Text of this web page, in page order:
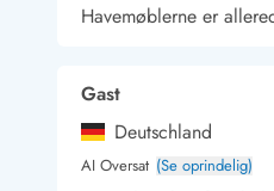
Vandring langs Vestkysten
Vandski for hele familien
Sejlads langs Vestkysten
Havemøblerne er
Gast
Deutschland
AI Oversat (Se oprindelig)